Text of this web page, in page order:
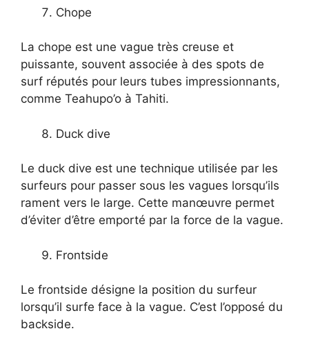
Chope
La chope est une vague très creuse et
puissante, souvent associée à des spots de
surf réputés pour leurs tubes impressionnants,
comme Teahupo’o à Tahiti.
Duck dive
Le duck dive est une technique utilisée par les
surfeurs pour passer sous les vagues lorsqu’ils
rament vers le large. Cette manœuvre permet
d’éviter d’être emporté par la force de la vague.
Frontside
Le frontside désigne la position du surfeur
lorsqu’il surfe face à la vague. C’est l’opposé du
backside.